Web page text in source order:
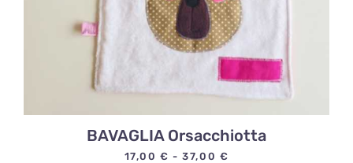
BAVAGLIA Orsacchiotta
17,00€ - 37,00 €